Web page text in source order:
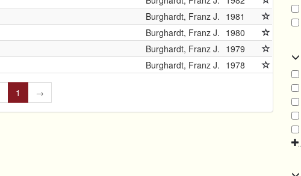
Burghardt, Franz J. 1981
Burghardt, Franz J. 1980
Burghardt, Franz J. 1979
Burghardt, Franz J. 1978
1 →